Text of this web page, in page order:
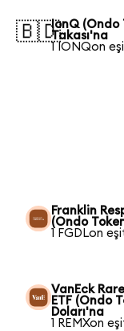
🇧🇩IonQ (Ondo
Takası'na
1 IONQon
Franklin
(Ondo
1 FGDLon
VanEck
ETF (Ondo
Doları'na
1 REMXon